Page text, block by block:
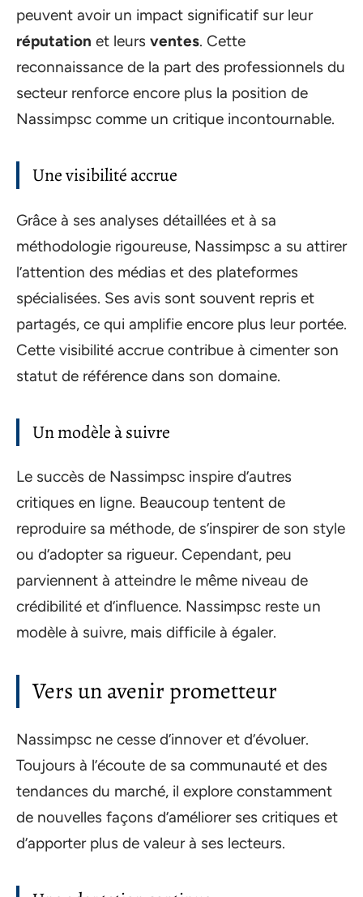
peuvent avoir un impact significatif sur leur
réputation et leurs ventes. Cette
reconnaissance de la part des professionnels du
secteur renforce encore plus la position de
Nassimpsc comme un critique incontournable.
Une visibilité accrue
Grâce à ses analyses détaillées et à sa
méthodologie rigoureuse, Nassimpsc a su attirer
l’attention des médias et des plateformes
spécialisées. Ses avis sont souvent repris et
partagés, ce qui amplifie encore plus leur portée.
Cette visibilité accrue contribue à cimenter son
statut de référence dans son domaine.
Un modèle à suivre
Le succès de Nassimpsc inspire d’autres
critiques en ligne. Beaucoup tentent de
reproduire sa méthode, de s’inspirer de son style
ou d’adopter sa rigueur. Cependant, peu
parviennent à atteindre le même niveau de
crédibilité et d’influence. Nassimpsc reste un
modèle à suivre, mais difficile à égaler.
Vers un avenir prometteur
Nassimpsc ne cesse d’innover et d’évoluer.
Toujours à l’écoute de sa communauté et des
tendances du marché, il explore constamment
de nouvelles façons d’améliorer ses critiques et
d’apporter plus de valeur à ses lecteurs.